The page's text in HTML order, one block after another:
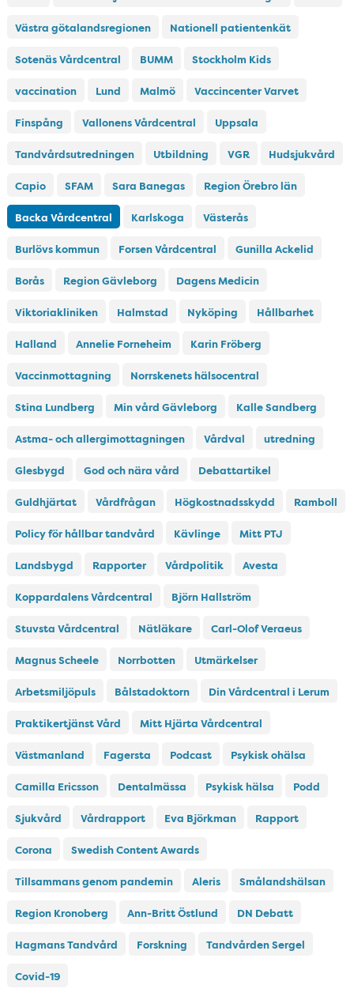
Västra götalandsregionen Nationell patientenkät
Sotenäs Vårdcentral BUMM Stockholm Kids
vaccination Lund Malmö Vaccincenter Varvet
Finspång Vallonens Vårdcentral Uppsala
Tandvårdsutredningen Utbildning VGR Hudsjukvård
Capio SFAM Sara Banegas Region Örebro län
Backa Vårdcentral Karlskoga Västerås
Burlövs kommun Forsen Vårdcentral Gunilla Ackelid
Borås Region Gävleborg Dagens Medicin
Viktoriakliniken Halmstad Nyköping Hållbarhet
Halland Annelie Forneheim Karin Fröberg
Vaccinmottagning Norrskenets hälsocentral
Stina Lundberg Min vård Gävleborg Kalle Sandberg
Astma- och allergimottagningen Vårdval utredning
Glesbygd God och nära vård Debattartikel
Guldhjärtat Vårdfrågan Högkostnadsskydd Ramboll
Policy för hållbar tandvård Kävlinge Mitt PTJ
Landsbygd Rapporter Vårdpolitik Avesta
Koppardalens Vårdcentral Björn Hallström
Stuvsta Vårdcentral Nätläkare Carl-Olof Veraeus
Magnus Scheele Norrbotten Utmärkelser
Arbetsmiljöpuls Bålstadoktorn Din Vårdcentral i Lerum
Praktikertjänst Vård Mitt Hjärta Vårdcentral
Västmanland Fagersta Podcast Psykisk ohälsa
Camilla Ericsson Dentalmässa Psykisk hälsa Podd
Sjukvård Vårdrapport Eva Björkman Rapport
Corona Swedish Content Awards
Tillsammans genom pandemin Aleris Smålandshälsan
Region Kronoberg Ann-Britt Östlund DN Debatt
Hagmans Tandvård Forskning Tandvården Sergel
Covid-19